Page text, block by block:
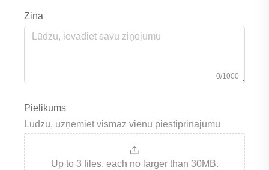
Ziņa
0/1000
Pielikums
Lūdzu, uzņemiet vismaz vienu piestiprinājumu
Up to 3 files, each no larger than 30MB.